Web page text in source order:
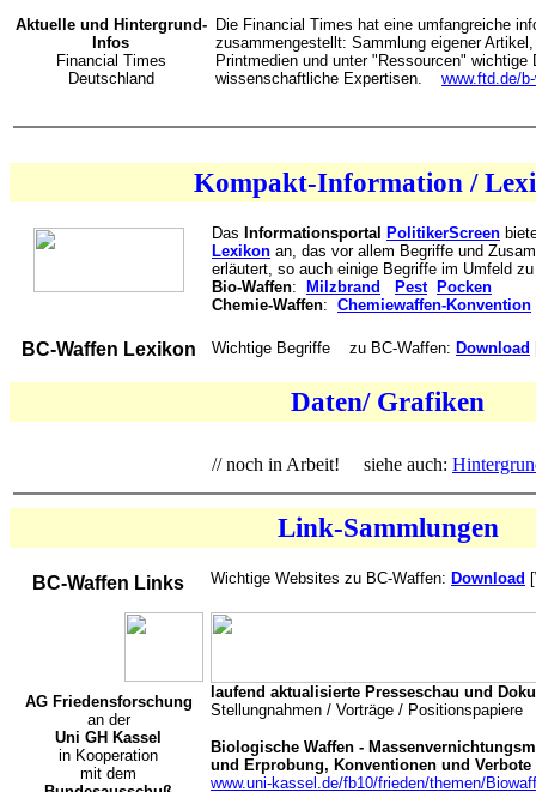
Aktuelle und Hintergrund-
Infos
Financial Times
Deutschland
Die Financial Times hat eine umfangreiche
zusammengestellt: Sammlung eigener
Printmedien und unter "Ressourcen" wichtige
wissenschaftliche Expertisen. www.ftd.de/
Kompakt-Information /
Das Informationsportal PolitikerScreen
Lexikon an, das vor allem Begriffe und
erläutert, so auch einige Begriffe im Umfeld
Bio-Waffen: Milzbrand Pest
Pocken
Chemie-Waffen: Chemiewaffen-Konvention
BC-Waffen Lexikon Wichtige Begriffe zu BC-Waffen: Download
Daten/ Grafiken
// noch in Arbeit! siehe auch:
Link-Sammlungen
BC-Waffen Links Wichtige Websites zu BC-Waffen: Download
AG Friedensforschung
an der
Uni GH Kassel
in Kooperation
mit dem
laufend aktualisierte Presseschau und
Stellungnahmen / Vorträge / Positionspapiere
Biologische Waffen -
und Erprobung, Konventionen und Verbote
www.uni-kassel.de/fb10/frieden/themen/